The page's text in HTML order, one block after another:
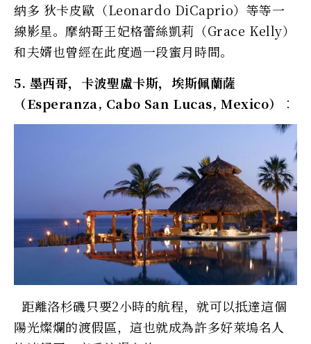
納多 狄卡皮歐（Leonardo DiCaprio）等等一
線影星。摩納哥王妃格蕾絲凱莉（Grace Kelly）
和夫婿也曾經在此度過一段蜜月時間。
5. 墨西哥，卡波聖盧卡斯，埃斯佩蘭薩
（Esperanza, Cabo San Lucas, Mexico）︰
距離洛杉磯只要2小時的航程，就可以抵達這個
陽光燦爛的渡假區，這也就成為許多好萊塢名人